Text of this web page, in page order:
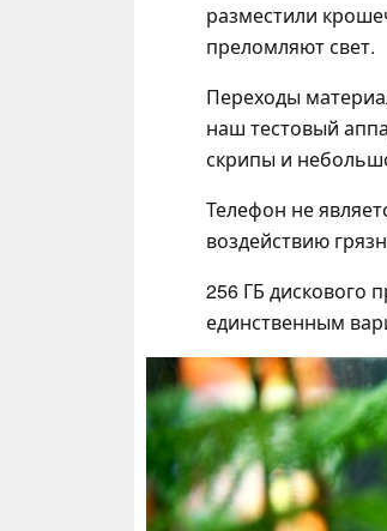
разместили
преломляют свет.
Переходы
наш тестовый
скрипы и
Телефон не
воздействию
256 ГБ дискового
единственным